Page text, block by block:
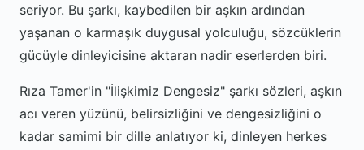
seriyor. Bu şarkı, kaybedilen bir aşkın ardından
yaşanan o karmaşık duygusal yolculuğu, sözcüklerin
gücüyle dinleyicisine aktaran nadir eserlerden biri.
Rıza Tamer'in "İlişkimiz Dengesiz" şarkı sözleri, aşkın
acı veren yüzünü, belirsizliğini ve dengesizliğini o
kadar samimi bir dille anlatıyor ki, dinleyen herkes